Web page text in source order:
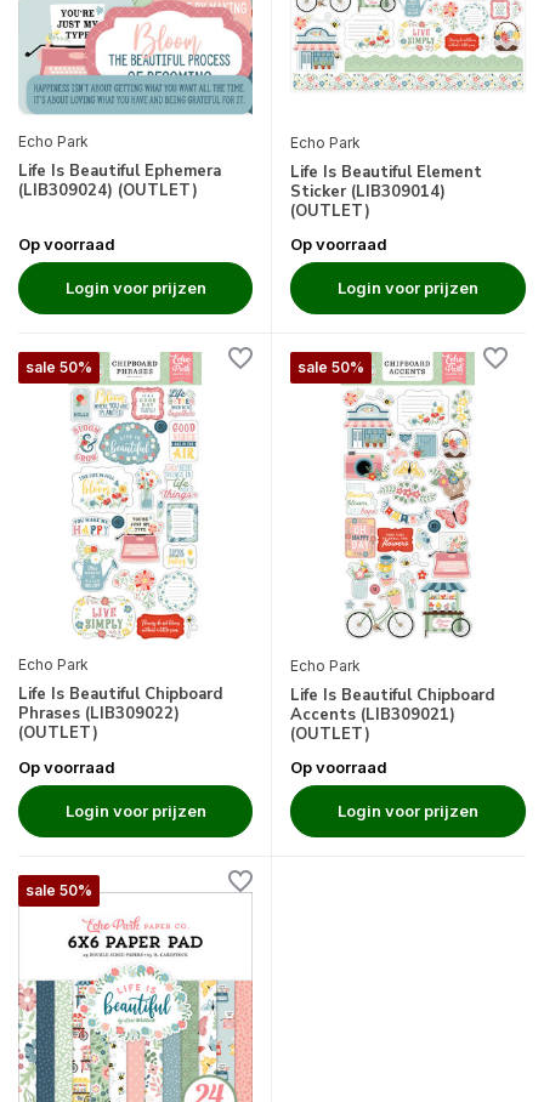
Echo Park
Life Is Beautiful Ephemera
(LIB309024) (OUTLET)
Op voorraad
Login voor prijzen
Echo Park
Life Is Beautiful Element
Sticker (LIB309014)
(OUTLET)
Op voorraad
Login voor prijzen
sale 50%
Echo Park
Life Is Beautiful Chipboard
Phrases (LIB309022)
(OUTLET)
Op voorraad
Login voor prijzen
sale 50%
Echo Park
Life Is Beautiful Chipboard
Accents (LIB309021)
(OUTLET)
Op voorraad
Login voor prijzen
sale 50%